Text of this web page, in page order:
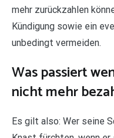
mehr zurückzahlen
Kündigung sowie ein
unbedingt vermeiden.
Was passiert
nicht mehr
Es gilt also: Wer seine